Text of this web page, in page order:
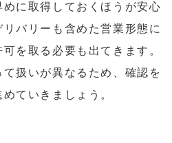
に取得しておくほうが安心
バリーも含めた営業形態に
を取る必要も出てきます。
扱いが異なるため、確認を
ていきましょう。